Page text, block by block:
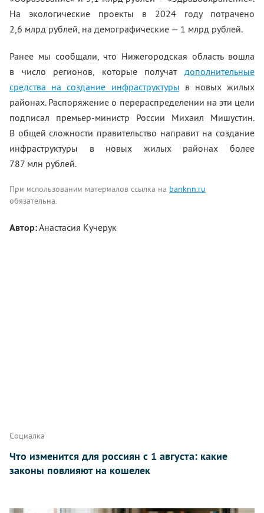
На экологические проекты в 2024 году потрачено
2,6 млрд рублей, на демографические — 1 млрд рублей.
Ранее мы сообщали, что Нижегородская область вошла
в число регионов, которые получат дополнительные
средства на создание инфраструктуры в новых жилых
районах. Распоряжение о перераспределении на эти цели
подписал премьер-министр России Михаил Мишустин.
В общей сложности правительство направит на создание
инфраструктуры в новых жилых районах более
787 млн рублей.
При использовании материалов ссылка на banknn.ru
обязательна.
Автор:Анастасия Кучерук
Социалка
Что изменится для россиян с 1 августа: какие
законы повлияют на кошелек